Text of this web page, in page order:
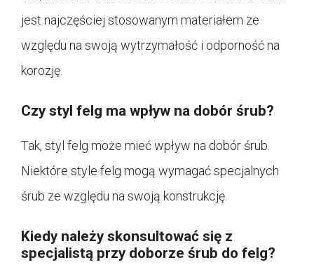
jest najczęściej stosowanym materiałem ze
względu na swoją wytrzymałość i odporność na
korozję.
Czy styl felg ma wpływ na dobór śrub?
Tak, styl felg może mieć wpływ na dobór śrub.
Niektóre style felg mogą wymagać specjalnych
śrub ze względu na swoją konstrukcję.
Kiedy należy skonsultować się z
specjalistą przy doborze śrub do felg?